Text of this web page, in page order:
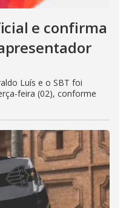
e confirma
Luís e o SBT foi
feira (02), conforme